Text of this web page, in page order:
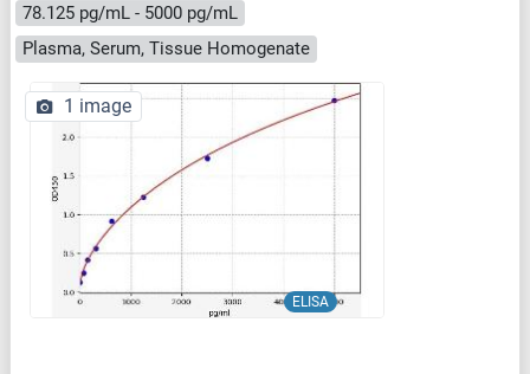
78.125 pg/mL - 5000 pg/mL
Plasma, Serum, Tissue Homogenate
ELISA
1 image